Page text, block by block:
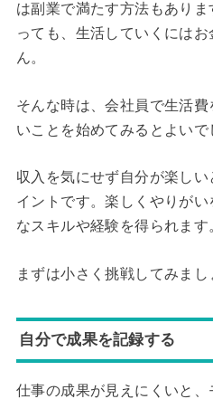
は副業で満たす方法もあり
っても、生活していくには
ん。
そんな時は、会社員で生活
いことを始めてみるとよいで
収入を気にせず自分が楽し
イントです。楽しくやりが
なスキルや経験を得られます
まずは小さく挑戦してみまし
自分で成果を記録する
仕事の成果が見えにくいと